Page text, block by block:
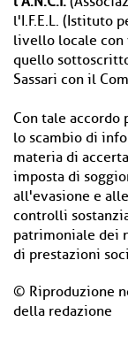
l'I.F.E.L. (Istituto
livello locale con
quello
Sassari con il
Con tale accordo
lo scambio di
materia di
imposta di
all'evasione e
controlli
patrimoniale dei
di prestazioni
© Riproduzione
della redazione